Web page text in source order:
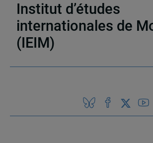
Institut d’études
internationales de
(IEIM)